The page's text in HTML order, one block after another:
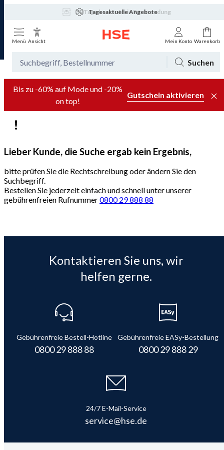
Tagesaktuelle Angebote
Menü Ansicht Mein Konto Warenkorb
Suchen
Bis zu -60% auf Mode und -20%
on top!
Gutschein aktivieren
Lieber Kunde, die Suche ergab kein Ergebnis,
bitte prüfen Sie die Rechtschreibung oder ändern Sie den
Suchbegriff.
Bestellen Sie jederzeit einfach und schnell unter unserer
gebührenfreien Rufnummer0800 29 888 88
Kontaktieren Sie uns, wir
helfen gerne.
Gebührenfreie Bestell-Hotline
0800 29 888 88
Gebührenfreie EASy-Bestellung
0800 29 888 29
24/7 E-Mail-Service
service@hse.de